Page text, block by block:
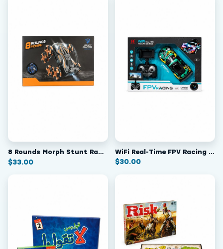
8 Rounds Morph Stunt Racer - Remote Control Car
$33.00
WiFi Real-Time FPV Racing RC Car with Camera
$30.00